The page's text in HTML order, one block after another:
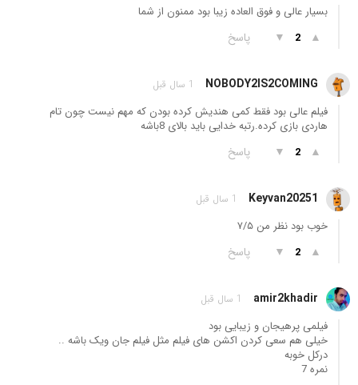
بسیار عالی و فوق العاده زیبا بود ممنون از شما
▲
2
▼ پاسخ
NOBODY2IS2COMING 1 سال قبل
فیلم عالی بود فقط کمی هندیش کرده بودن که مهم نیست چون تام
هاردی بازی کرده.رتبه خدایی باید بالای 8باشه
▲
2
▼ پاسخ
Keyvan20251 1 سال قبل
خوب بود نظر من ۷/۵
▲
2
▼ پاسخ
amir2khadir 1 سال قبل
فیلمی پرهیجان و زیبایی بود
خیلی هم سعی کردن اکشن های فیلم مثل فیلم جان ویک باشه ..
درکل خوبه
نمره 7